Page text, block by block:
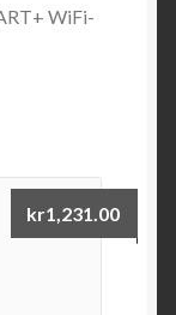
WiFi-
kr1,231.00